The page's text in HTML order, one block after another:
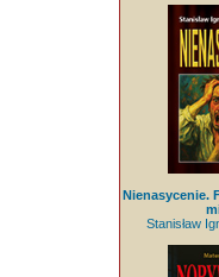
Nienasycenie.
Stanisław